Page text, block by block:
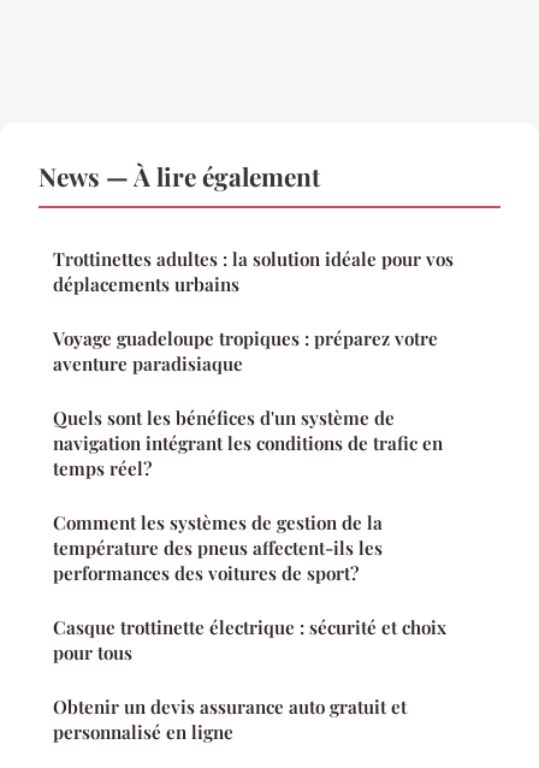
News — À lire également
Trottinettes adultes : la solution idéale pour vos
déplacements urbains
Voyage guadeloupe tropiques : préparez votre
aventure paradisiaque
Quels sont les bénéfices d'un système de
navigation intégrant les conditions de trafic en
temps réel?
Comment les systèmes de gestion de la
température des pneus affectent-ils les
performances des voitures de sport?
Casque trottinette électrique : sécurité et choix
pour tous
Obtenir un devis assurance auto gratuit et
personnalisé en ligne